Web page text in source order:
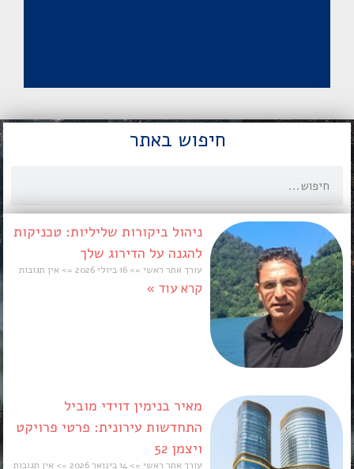
חיפוש באתר
ניהול ביקורות שליליות: טכניקות
להגנה על הדירוג שלך
עורך אתר ראשי אין תגובות
קרא עוד »
מאיר בנימין דוידי מוביל
התחדשות עירונית: פרטי פרויקט
ויצמן 52
עורך אתר ראשי אין תגובות